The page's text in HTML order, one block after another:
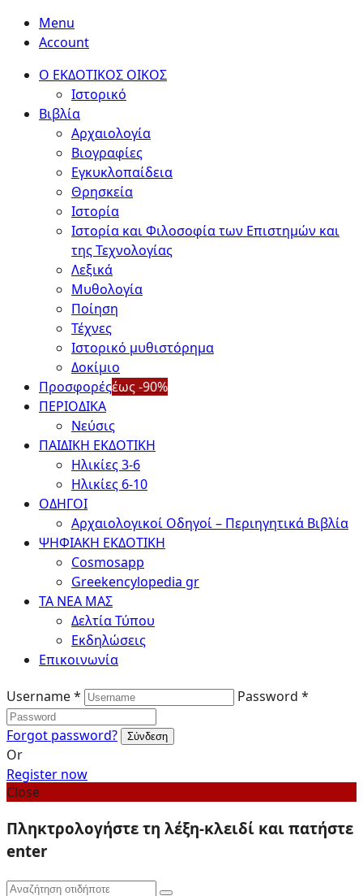
Menu
Account
Ο ΕΚΔΟΤΙΚΟΣ ΟΙΚΟΣ
Ιστορικό
Βιβλία
Αρχαιολογία
Βιογραφίες
Εγκυκλοπαίδεια
Θρησκεία
Ιστορία
Ιστορία και Φιλοσοφία των Επιστημών και
της Τεχνολογίας
Λεξικά
Μυθολογία
Ποίηση
Τέχνες
Ιστορικό μυθιστόρημα
Δοκίμιο
Προσφορέςέως -90%
ΠΕΡΙΟΔΙΚΑ
Νεύσις
ΠΑΙΔΙΚΗ ΕΚΔΟΤΙΚΗ
Ηλικίες 3-6
Ηλικίες 6-10
ΟΔΗΓΟΙ
Αρχαιολογικοί Οδηγοί – Περιηγητικά Βιβλία
ΨΗΦΙΑΚΗ ΕΚΔΟΤΙΚΗ
Cosmosapp
Greekencylopedia gr
ΤΑ ΝΕΑ ΜΑΣ
Δελτία Τύπου
Εκδηλώσεις
Επικοινωνία
Username * Password *
Forgot password?
Or
Register now
Close
Πληκτρολογήστε τη λέξη-κλειδί και πατήστε
enter